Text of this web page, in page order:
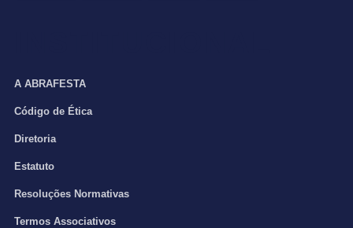
A ABRAFESTA
Código de Ética
Diretoria
Estatuto
Resoluções Normativas
Termos Associativos